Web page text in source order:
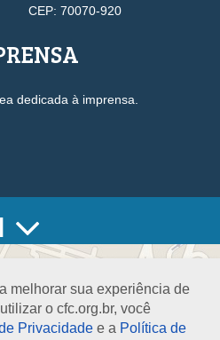
melhorar sua experiência de
o cfc.org.br, você
Privacidade e a Política de
CEP: 70070-920
dedicada à imprensa.